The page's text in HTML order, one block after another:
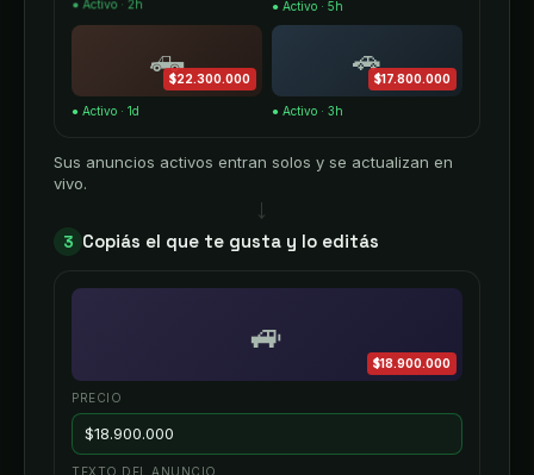
● Activo · 2h ● Activo · 5h
🛻
$22.300.000
Sus anuncios activos entran solos y se actualizan en
vivo.
→
3 Copiás el que te gusta y lo editás
🚙
$18.900.000
PRECIO
TEXTO DEL ANUNCIO